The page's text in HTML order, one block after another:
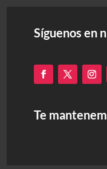
Síguenos en
Te